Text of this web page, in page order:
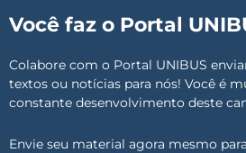
Você faz o Portal
Colabore com o Portal UNIBUS
textos ou notícias para nós! Você é
constante desenvolvimento deste
Envie seu material agora mesmo